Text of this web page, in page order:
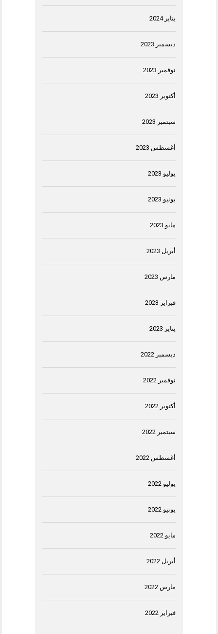
يناير 2024
ديسمبر 2023
نوفمبر 2023
أكتوبر 2023
سبتمبر 2023
أغسطس 2023
يوليو 2023
يونيو 2023
مايو 2023
أبريل 2023
مارس 2023
فبراير 2023
يناير 2023
ديسمبر 2022
نوفمبر 2022
أكتوبر 2022
سبتمبر 2022
أغسطس 2022
يوليو 2022
يونيو 2022
مايو 2022
أبريل 2022
مارس 2022
فبراير 2022